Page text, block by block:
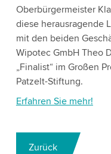
Oberbürgermeister
diese herausragende
mit den beiden
Wipotec GmbH Theo
„Finalist“ im Großen
Patzelt-Stiftung.
Erfahren Sie mehr!
Zurück